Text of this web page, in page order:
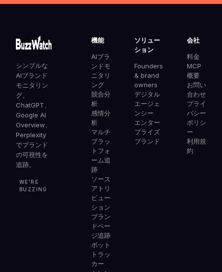
シンプルな
AIブランド
モニタリン
グ。
ChatGPT、
Google AI
Overview、
Perplexity
でブランド
の可視性を
追跡。
WE'RE
BUZZING
機能
AIブラ
ンドモ
ニタリ
ング
競合分
析
感情分
析
マルチ
プラッ
トフォ
ーム追
跡
ソース
アトリ
ビュー
ション
ブラン
ドペー
ジ追跡
ボット
トラッ
カー
ソリュー
ション
Founders
& brand
owners
デジタル
エージェ
ンシー
エンター
プライズ
ブランド
会社
料金
MCP
概要
お問い
合わせ
プライ
バシー
ポリシ
ー
利用規
約